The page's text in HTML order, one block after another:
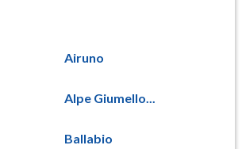
Airuno
Alpe Giumello...
Ballabio